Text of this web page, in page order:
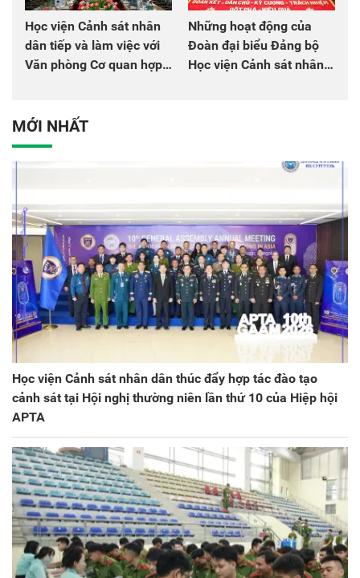
Học viện Cảnh sát nhân
dân tiếp và làm việc với
Văn phòng Cơ quan hợp
Những hoạt động của
Đoàn đại biểu Đảng bộ
Học viện Cảnh sát nhân
MỚI NHẤT
Học viện Cảnh sát nhân dân thúc đẩy hợp tác đào tạo
cảnh sát tại Hội nghị thường niên lần thứ 10 của Hiệp hội
APTA